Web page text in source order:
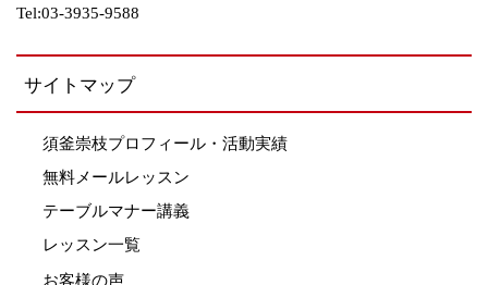
Tel:03-3935-9588
サイトマップ
須釜崇枝プロフィール・活動実績
無料メールレッスン
テーブルマナー講義
レッスン一覧
お客様の声